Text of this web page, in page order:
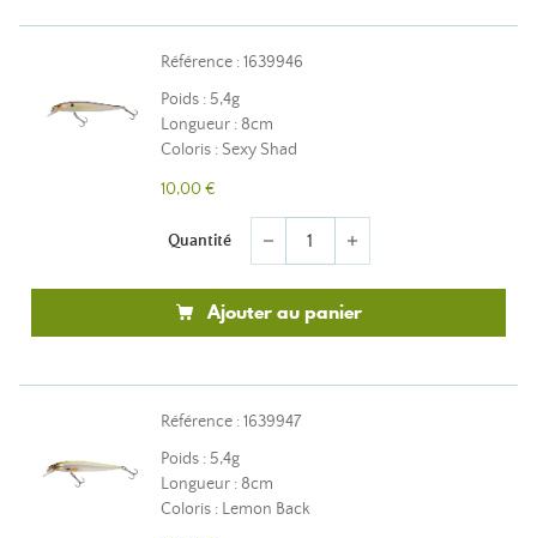
Référence : 1639946
Poids : 5,4g
Longueur : 8cm
Coloris : Sexy Shad
10,00 €
Quantité remove add
Ajouter au panier
Référence : 1639947
Poids : 5,4g
Longueur : 8cm
Coloris : Lemon Back